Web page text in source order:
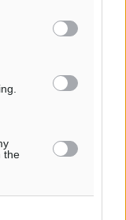
the
του στη